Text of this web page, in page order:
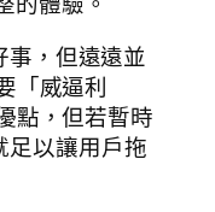
事，但遠遠並
「威逼利
點，但若暫時
足以讓用戶拖